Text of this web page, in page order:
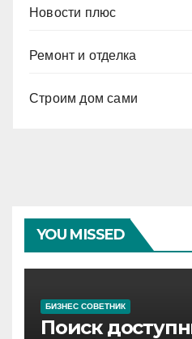
Новости плюс
Ремонт и отделка
Строим дом сами
YOU MISSED
БИЗНЕС СОВЕТНИК
Поиск